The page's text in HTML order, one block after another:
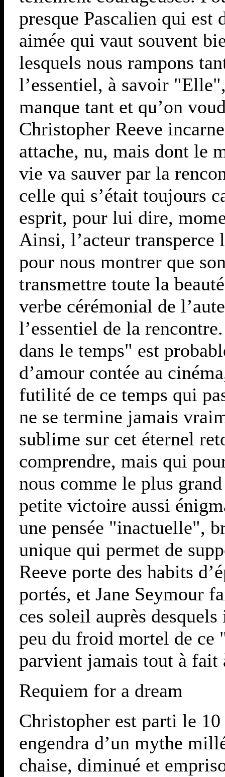
presque Pascalien qui
aimée qui vaut souvent
lesquels nous rampons
l’essentiel, à savoir
manque tant et qu’on
Christopher Reeve
attache, nu, mais dont le
vie va sauver par la
celle qui s’était toujours
esprit, pour lui dire,
Ainsi, l’acteur transperce
pour nous montrer que
transmettre toute la
verbe cérémonial de
l’essentiel de la
dans le temps" est
d’amour contée au
futilité de ce temps qui
ne se termine jamais
sublime sur cet éternel
comprendre, mais qui
nous comme le plus
petite victoire aussi
une pensée "inactuelle",
unique qui permet de
Reeve porte des habits
portés, et Jane Seymour
ces soleil auprès
peu du froid mortel de ce
parvient jamais tout à fait
Requiem for a dream
Christopher est parti le
engendra d’un mythe
chaise, diminué et